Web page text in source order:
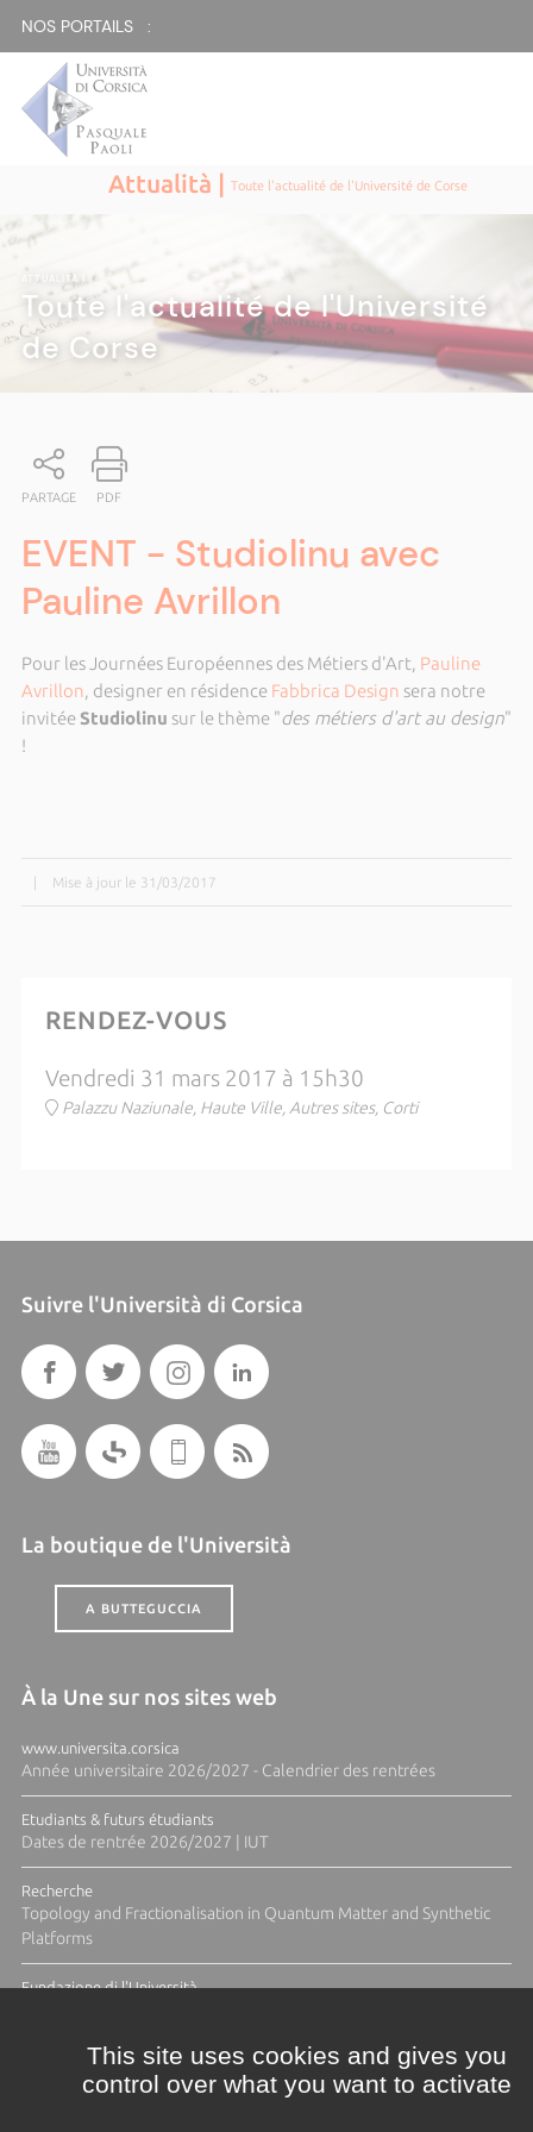
NOS PORTAILS :
Attualità |Toute l'actualité de l'Université de Corse
ATTUALITÀ|
Toute l'actualité de l'Université
de Corse
PARTAGE PDF
EVENT - Studiolinu avec
Pauline Avrillon
Pour les Journées Européennes des Métiers d'Art, Pauline
Avrillon, designer en résidence Fabbrica Design sera notre
invitée Studiolinu sur le thème "des métiers d'art au design"
!
Mise à jour le 31/03/2017
RENDEZ-VOUS
Vendredi 31 mars 2017 à 15h30
Palazzu Naziunale, Haute Ville, Autres sites, Corti
Suivre l'Università di Corsica
La boutique de l'Università
A BUTTEGUCCIA
À la Une sur nos sites web
www.universita.corsica
Année universitaire 2026/2027 - Calendrier des rentrées
Etudiants & futurs étudiants
Dates de rentrée 2026/2027 | IUT
Recherche
Topology and Fractionalisation in Quantum Matter and Synthetic
Platforms
Fundazione di l'Università
This site uses cookies and gives you
control over what you want to activate